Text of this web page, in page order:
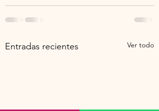
Entradas recientes Ver todo